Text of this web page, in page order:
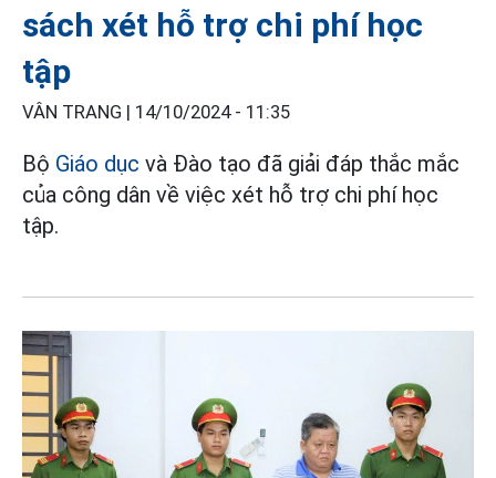
sách xét hỗ trợ chi phí học
tập
VÂN TRANG | 14/10/2024 - 11:35
Bộ Giáo dục và Đào tạo đã giải đáp thắc mắc
của công dân về việc xét hỗ trợ chi phí học
tập.